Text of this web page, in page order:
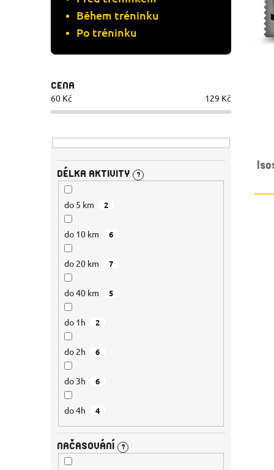
Během tréninku
Po tréninku
CENA
60 Kč 129 Kč
DÉLKA AKTIVITY ?
do 5 km 2
do 10 km 6
do 20 km 7
do 40 km 5
do 1h 2
do 2h 6
do 3h 6
do 4h 4
NAČASOVÁNÍ ?
Ů